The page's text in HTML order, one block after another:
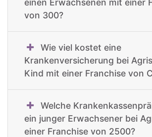
einen Erwachsenen mit einer
von 300?
Wie viel kostet eine
Krankenversicherung bei
Kind mit einer Franchise von
Welche
ein junger Erwachsener bei
einer Franchise von 2500?